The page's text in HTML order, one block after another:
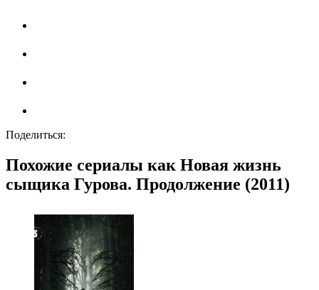
Поделиться:
Похожие сериалы как Новая жизнь
сыщика Гурова. Продолжение (2011)